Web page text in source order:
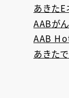
あきた
AABが
AAB
あきた